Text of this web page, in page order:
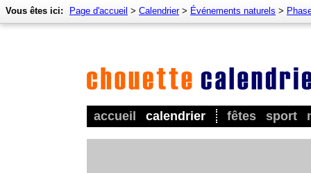
accueil calendrier fêtes sport
Vous êtes ici: Page d'accueil > Calendrier> Événements naturels >